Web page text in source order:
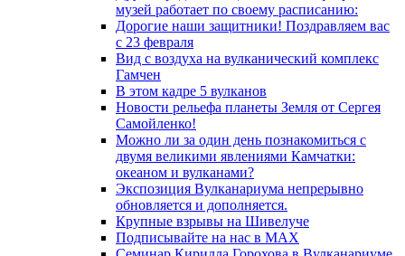
музей работает по своему расписанию:
Дорогие наши защитники! Поздравляем вас
с 23 февраля
Вид с воздуха на вулканический комплекс
Гамчен
В этом кадре 5 вулканов
Новости рельефа планеты Земля от Сергея
Самойленко!
Можно ли за один день познакомиться с
двумя великими явлениями Камчатки:
океаном и вулканами?
Экспозиция Вулканариума непрерывно
обновляется и дополняется.
Крупные взрывы на Шивелуче
Подписывайте на нас в MAX